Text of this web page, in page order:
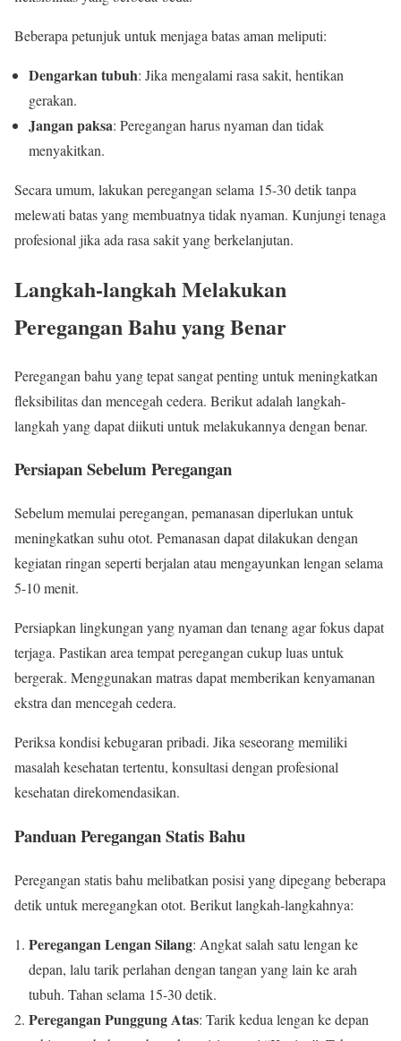
Beberapa petunjuk untuk menjaga batas aman meliputi:
Dengarkan tubuh: Jika mengalami rasa sakit, hentikan
gerakan.
Jangan paksa: Peregangan harus nyaman dan tidak
menyakitkan.
Secara umum, lakukan peregangan selama 15-30 detik tanpa
melewati batas yang membuatnya tidak nyaman. Kunjungi tenaga
profesional jika ada rasa sakit yang berkelanjutan.
Langkah-langkah Melakukan
Peregangan Bahu yang Benar
Peregangan bahu yang tepat sangat penting untuk meningkatkan
fleksibilitas dan mencegah cedera. Berikut adalah langkah-
langkah yang dapat diikuti untuk melakukannya dengan benar.
Persiapan Sebelum Peregangan
Sebelum memulai peregangan, pemanasan diperlukan untuk
meningkatkan suhu otot. Pemanasan dapat dilakukan dengan
kegiatan ringan seperti berjalan atau mengayunkan lengan selama
5-10 menit.
Persiapkan lingkungan yang nyaman dan tenang agar fokus dapat
terjaga. Pastikan area tempat peregangan cukup luas untuk
bergerak. Menggunakan matras dapat memberikan kenyamanan
ekstra dan mencegah cedera.
Periksa kondisi kebugaran pribadi. Jika seseorang memiliki
masalah kesehatan tertentu, konsultasi dengan profesional
kesehatan direkomendasikan.
Panduan Peregangan Statis Bahu
Peregangan statis bahu melibatkan posisi yang dipegang beberapa
detik untuk meregangkan otot. Berikut langkah-langkahnya:
Peregangan Lengan Silang: Angkat salah satu lengan ke
depan, lalu tarik perlahan dengan tangan yang lain ke arah
tubuh. Tahan selama 15-30 detik.
Peregangan Punggung Atas: Tarik kedua lengan ke depan